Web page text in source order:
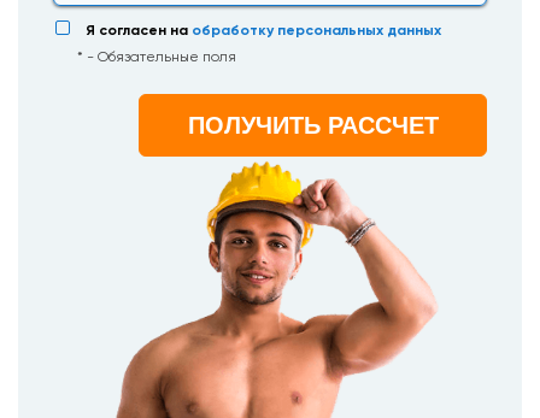
Я согласен на обработку персональных данных
* - Обязательные поля
ПОЛУЧИТЬ РАССЧЕТ